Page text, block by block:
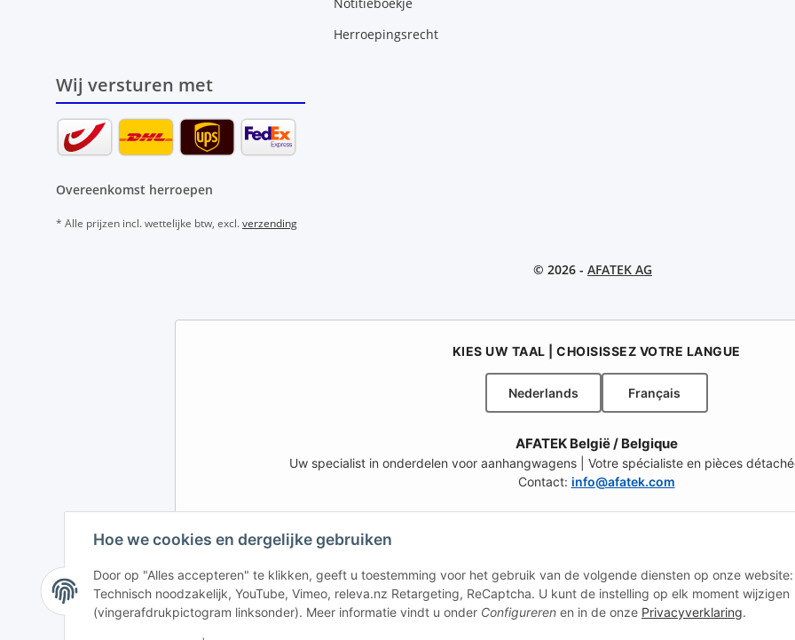
Hoe we cookies en dergelijke gebruiken
Door op "Alles accepteren" te klikken, geeft u toestemming voor het gebruik van de volgende diensten op onze website:
Technisch noodzakelijk, YouTube, Vimeo, releva.nz Retargeting, ReCaptcha. U kunt de instelling op elk moment wijzigen
(vingerafdrukpictogram linksonder). Meer informatie vindt u onder Configureren en in de onze Privacyverklaring.
Herroepingsrecht
Wij versturen met
Overeenkomst herroepen
* Alle prijzen incl. wettelijke btw, excl.verzending
© 2026 - AFATEK AG
KIES UW TAAL | CHOISISSEZ VOTRE LANGUE
Nederlands Français
AFATEK België / Belgique
Uw specialist in onderdelen voor aanhangwagens | Votre spécialiste en pièces
Contact: info@afatek.com
AFATEK INTERNATIONAL – SELECT REGION & LANGUAGE | KIES REGIO EN TAAL | CHOISIR LA
DE AT CH (DE) CH (FR) CH (IT) BE (NL) BE (FR) NL
PL UK NZ USA MX PT SE FI